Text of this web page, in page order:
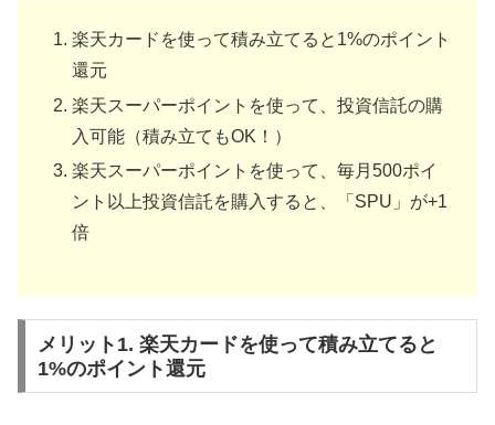
楽天カードを使って積み立てると1%のポイント
還元
楽天スーパーポイントを使って、投資信託の購
入可能（積み立てもOK！）
楽天スーパーポイントを使って、毎月500ポイ
ント以上投資信託を購入すると、「SPU」が+1
倍
メリット1. 楽天カードを使って積み立てると
1%のポイント還元